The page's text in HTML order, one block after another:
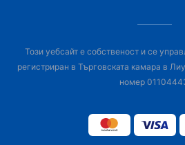
Този уебсайт е собственост и се
регистриран в Търговската камара в
номер